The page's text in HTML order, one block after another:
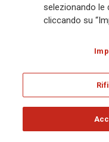
Legal Info Cookie
selezionando le
cliccando su